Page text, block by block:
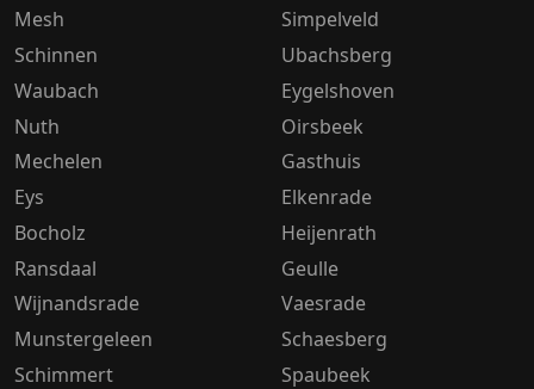
Mesh
Schinnen
Waubach
Nuth
Mechelen
Eys
Bocholz
Ransdaal
Wijnandsrade
Munstergeleen
Schimmert
Simpelveld
Ubachsberg
Eygelshoven
Oirsbeek
Gasthuis
Elkenrade
Heijenrath
Geulle
Vaesrade
Schaesberg
Spaubeek